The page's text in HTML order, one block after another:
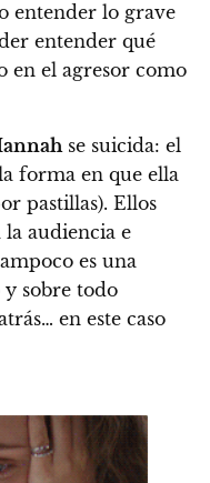
entender lo grave
entender qué
en el agresor como
se suicida: el
forma en que ella
pastillas). Ellos
audiencia e
es una
y sobre todo
en este caso